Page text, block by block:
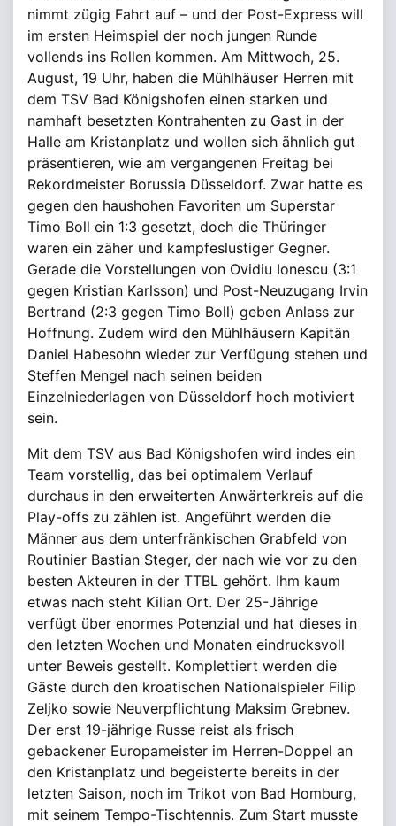
nimmt zügig Fahrt auf – und der Post-Express will
im ersten Heimspiel der noch jungen Runde
vollends ins Rollen kommen. Am Mittwoch, 25.
August, 19 Uhr, haben die Mühlhäuser Herren mit
dem TSV Bad Königshofen einen starken und
namhaft besetzten Kontrahenten zu Gast in der
Halle am Kristanplatz und wollen sich ähnlich gut
präsentieren, wie am vergangenen Freitag bei
Rekordmeister Borussia Düsseldorf. Zwar hatte es
gegen den haushohen Favoriten um Superstar
Timo Boll ein 1:3 gesetzt, doch die Thüringer
waren ein zäher und kampfeslustiger Gegner.
Gerade die Vorstellungen von Ovidiu Ionescu (3:1
gegen Kristian Karlsson) und Post-Neuzugang Irvin
Bertrand (2:3 gegen Timo Boll) geben Anlass zur
Hoffnung. Zudem wird den Mühlhäusern Kapitän
Daniel Habesohn wieder zur Verfügung stehen und
Steffen Mengel nach seinen beiden
Einzelniederlagen von Düsseldorf hoch motiviert
sein.
Mit dem TSV aus Bad Königshofen wird indes ein
Team vorstellig, das bei optimalem Verlauf
durchaus in den erweiterten Anwärterkreis auf die
Play-offs zu zählen ist. Angeführt werden die
Männer aus dem unterfränkischen Grabfeld von
Routinier Bastian Steger, der nach wie vor zu den
besten Akteuren in der TTBL gehört. Ihm kaum
etwas nach steht Kilian Ort. Der 25-Jährige
verfügt über enormes Potenzial und hat dieses in
den letzten Wochen und Monaten eindrucksvoll
unter Beweis gestellt. Komplettiert werden die
Gäste durch den kroatischen Nationalspieler Filip
Zeljko sowie Neuverpflichtung Maksim Grebnev.
Der erst 19-jährige Russe reist als frisch
gebackener Europameister im Herren-Doppel an
den Kristanplatz und begeisterte bereits in der
letzten Saison, noch im Trikot von Bad Homburg,
mit seinem Tempo-Tischtennis. Zum Start musste